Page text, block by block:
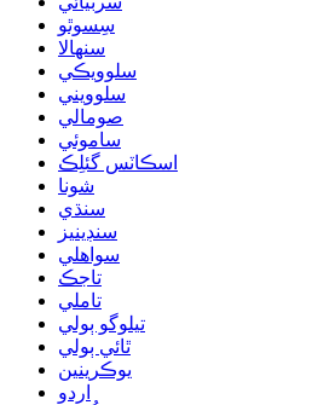
سِسوٿو
سنھالا
سلوويڪي
سلوويني
صومالي
ساموئي
اسڪاٽس گئلِڪ
شونا
سنڌي
سنڊينيز
سواهلي
تاجڪ
تاملي
تيلوگو ٻولي
ٿائي ٻولي
يوڪرينين
اردو